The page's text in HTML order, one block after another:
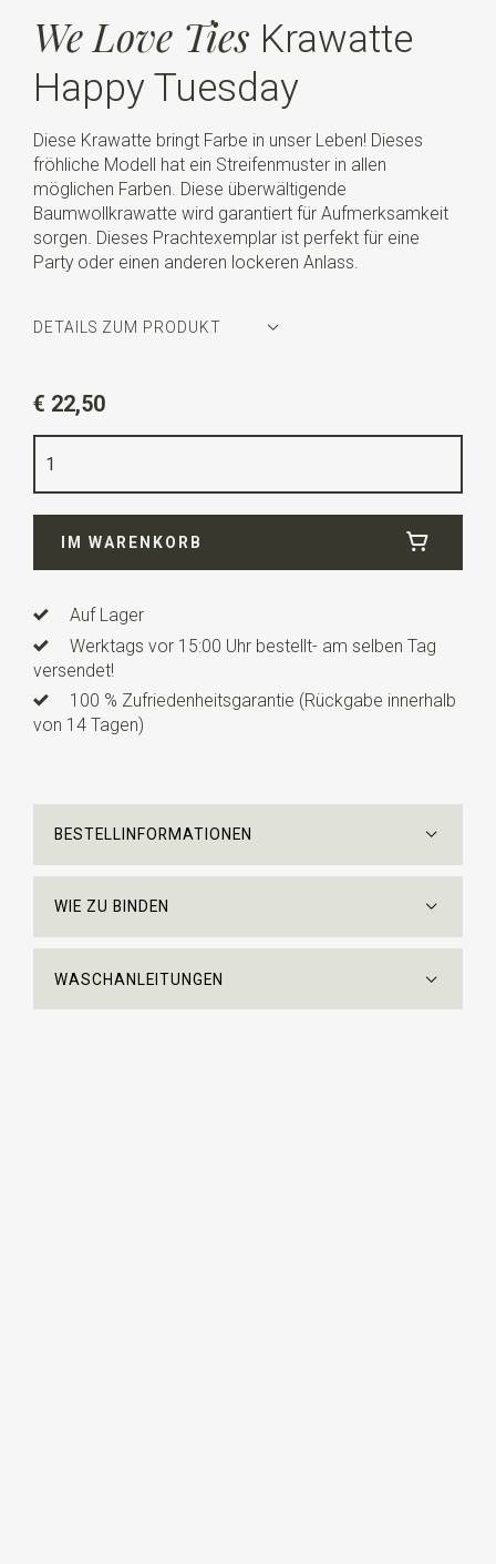
We Love Ties Krawatte
Happy Tuesday
Diese Krawatte bringt Farbe in unser Leben! Dieses
fröhliche Modell hat ein Streifenmuster in allen
möglichen Farben. Diese überwältigende
Baumwollkrawatte wird garantiert für Aufmerksamkeit
sorgen. Dieses Prachtexemplar ist perfekt für eine
Party oder einen anderen lockeren Anlass.
DETAILS ZUM PRODUKT
Farbe
Qualität
Länge ca. 143 cm
€ 22,50
IM WARENKORB
Auf Lager
Werktags vor 15:00 Uhr bestellt- am selben Tag
versendet!
100 % Zufriedenheitsgarantie (Rückgabe innerhalb
von 14 Tagen)
BESTELLINFORMATIONEN
WIE ZU BINDEN
WASCHANLEITUNGEN